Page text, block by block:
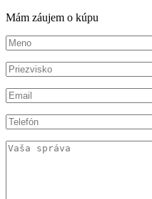
Mám záujem o kúpu